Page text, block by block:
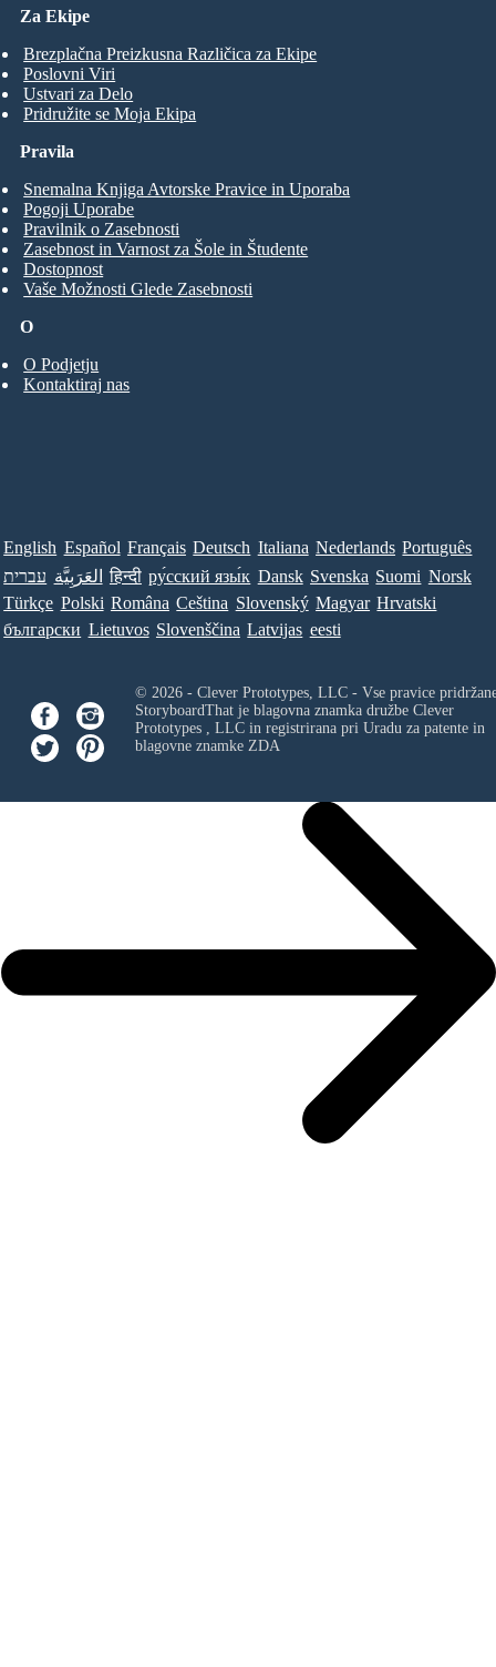
Za Ekipe
Brezplačna Preizkusna Različica za Ekipe
Poslovni Viri
Ustvari za Delo
Pridružite se Moja Ekipa
O
O Podjetju
Kontaktiraj nas
Pravila
Snemalna Knjiga Avtorske Pravice in Uporaba
Pogoji Uporabe
Pravilnik o Zasebnosti
Zasebnost in Varnost za Šole in Študente
Dostopnost
Vaše Možnosti Glede Zasebnosti
English Español Français Deutsch Italiana Nederlands Português
עברית العَرَبِيَّة हिन्दी ру́сский язы́к Dansk Svenska Suomi Norsk
Türkçe Polski Româna Ceština Slovenský Magyar Hrvatski
български Lietuvos Slovenščina Latvijas eesti
© 2026 - Clever Prototypes, LLC - Vse pravice
StoryboardThat je blagovna znamka družbe Clever
Prototypes , LLCin registrirana pri Uradu za patente in
blagovne znamke ZDA